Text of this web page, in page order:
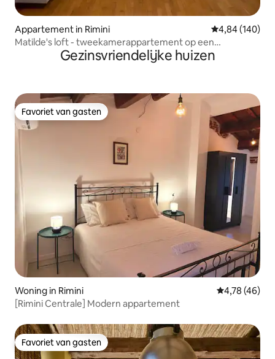
Appartement in Rimini Gemiddelde
4,84 (140)
Matilde's loft - tweekamerappartement op een
steenworp afstand van de zee
Gezinsvriendelijke huizen
Favoriet van gasten
Favoriet van gasten
Woning in Rimini Gemiddelde
4,78 (46)
[Rimini Centrale] Modern appartement
Favoriet van gasten
Favoriet van gasten